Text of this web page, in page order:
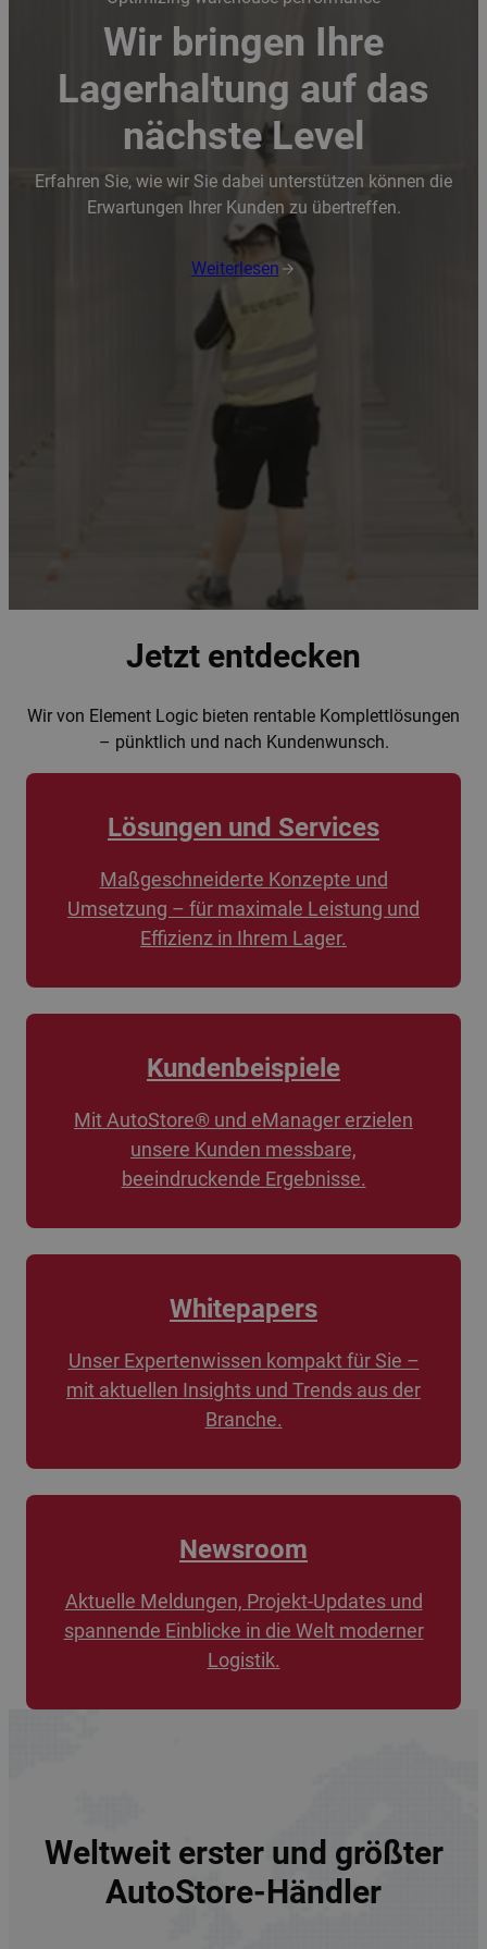
Wir bringen Ihre
Lagerhaltung auf das
nächste Level
Erfahren Sie, wie wir Sie dabei unterstützen können die
Erwartungen Ihrer Kunden zu übertreffen.
Weiterlesen
Jetzt entdecken
Wir von Element Logic bieten rentable Komplettlösungen
– pünktlich und nach Kundenwunsch.
Lösungen und Services
Maßgeschneiderte Konzepte und
Umsetzung – für maximale Leistung und
Effizienz in Ihrem Lager.
Kundenbeispiele
Mit AutoStore® und eManager erzielen
unsere Kunden messbare,
beeindruckende Ergebnisse.
Whitepapers
Unser Expertenwissen kompakt für Sie –
mit aktuellen Insights und Trends aus der
Branche.
Newsroom
Aktuelle Meldungen, Projekt-Updates und
spannende Einblicke in die Welt moderner
Logistik.
Weltweit erster und größter
AutoStore-Händler